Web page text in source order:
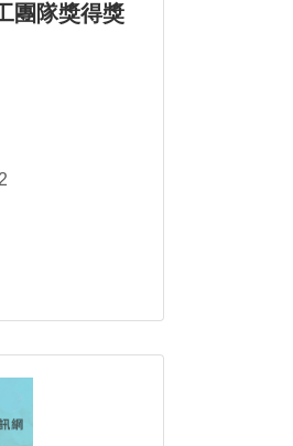
團隊獎得獎